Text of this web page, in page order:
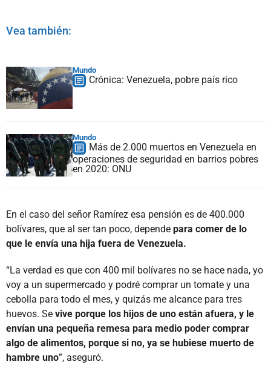
Vea también:
Mundo
Crónica: Venezuela, pobre país rico
Mundo
Más de 2.000 muertos en Venezuela en
operaciones de seguridad en barrios pobres
en 2020: ONU
En el caso del señor Ramírez esa pensión es de 400.000
bolívares, que al ser tan poco, depende para comer de lo
que le envía una hija fuera de Venezuela.
“La verdad es que con 400 mil bolívares no se hace nada, yo
voy a un supermercado y podré comprar un tomate y una
cebolla para todo el mes, y quizás me alcance para tres
huevos. Se vive porque los hijos de uno están afuera, y le
envían una pequeña remesa para medio poder comprar
algo de alimentos, porque si no, ya se hubiese muerto de
hambre uno”, aseguró.